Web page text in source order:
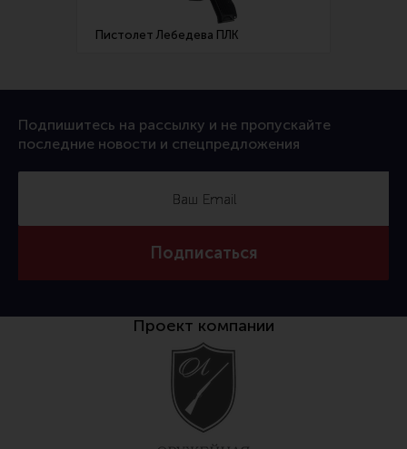
Инструменты и другие аксессуары
Релоадинг
Линия Огня Медиа
Новости
Мероприятия
Пистолет Лебедева ПЛК
Подпишитесь на рассылку и не пропускайте
последние новости и спецпредложения
Подписаться
Проект компании